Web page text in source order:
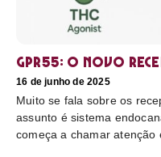
GPR55: o novo
16 de junho de 2025
Muito se fala sobre os
assunto é sistema
começa a chamar atenção